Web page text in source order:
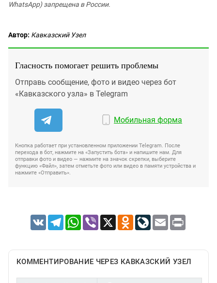
WhatsApp) запрещена в России.
Автор: Кавказский Узел
Гласность помогает решить проблемы
Отправь сообщение, фото и видео через бот
«Кавказского узла» в Telegram
Мобильная форма
Кнопка работает при установленном приложении Telegram. После
перехода в бот, нажмите на «Запустить бота» и напишите нам. Для
отправки фото и видео — нажмите на значок скрепки, выберите
функцию «Файл», затем отметьте фото или видео в памяти устройства и
нажмите «Отправить».
VK TelegramWhatsApp
Viber X Odnoklassniki
LiveJournal
Email Print
КОММЕНТИРОВАНИЕ ЧЕРЕЗ КАВКАЗСКИЙ УЗЕЛ